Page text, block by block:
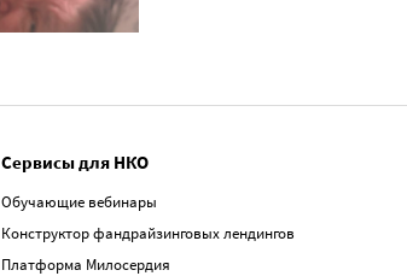
Сервисы для НКО
Обучающие вебинары
Конструктор фандрайзинговых лендингов
Платформа Милосердия